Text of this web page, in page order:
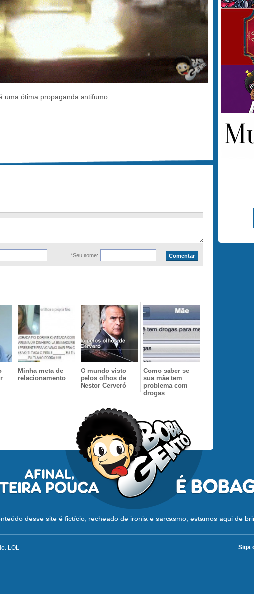
uma ótima propaganda antifumo.
*Seu nome:
Minha meta de
relacionamento
O mundo visto
pelos olhos de
Nestor Cerveró
Como saber se
sua mãe tem
problema com
drogas
desse site é fictício, recheado de ironia e sarcasmo, estamos aqui de
LOL Siga